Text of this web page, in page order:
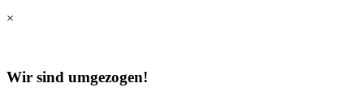
×
Wir sind umgezogen!